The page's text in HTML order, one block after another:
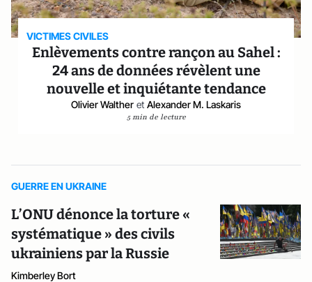
VICTIMES CIVILES
Enlèvements contre rançon au Sahel :
24 ans de données révèlent une
nouvelle et inquiétante tendance
Olivier Walther et Alexander M. Laskaris
5 min de lecture
GUERRE EN UKRAINE
L’ONU dénonce la torture «
systématique » des civils
ukrainiens par la Russie
Kimberley Bort